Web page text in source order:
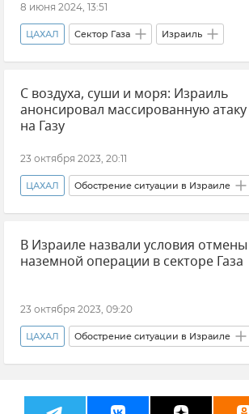
8 июня 2024, 13:51
ЦАХАЛ Сектор Газа Израиль
В мире Обострение ситуации в Израиле
Новости Новости
С воздуха, суши и моря: Израиль
анонсировал массированную атаку
на Газу
23 октября 2023, 20:11
ЦАХАЛ Обострение ситуации в Израиле
Израиль Палестина Новости
В мире Сектор Газа
В Израиле назвали условия отмены
наземной операции в секторе Газа
23 октября 2023, 09:20
ЦАХАЛ Обострение ситуации в Израиле
Израиль Сектор Газа Палестина
В мире Новости